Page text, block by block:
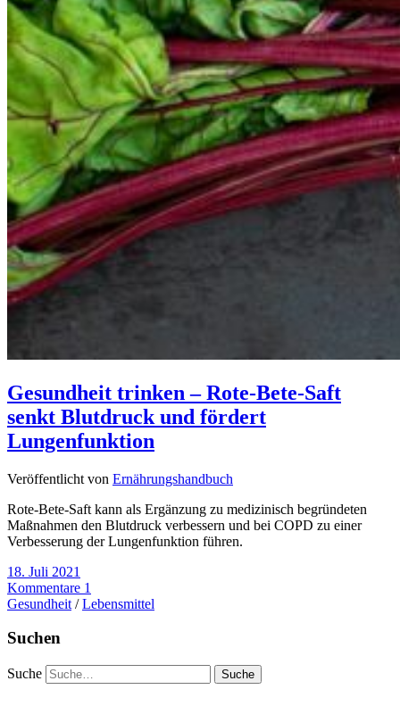
Gesundheit trinken – Rote-Bete-Saft
senkt Blutdruck und fördert
Lungenfunktion
Veröffentlicht von Ernährungshandbuch
Rote-Bete-Saft kann als Ergänzung zu medizinisch begründeten
Maßnahmen den Blutdruck verbessern und bei COPD zu einer
Verbesserung der Lungenfunktion führen.
18. Juli 2021
Kommentare 1
Gesundheit /Lebensmittel
Suchen
Suche